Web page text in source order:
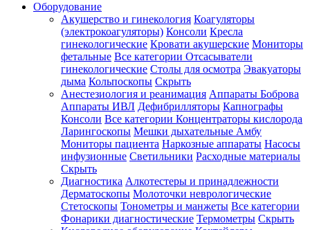
Оборудование
Акушерство и гинекология Коагуляторы
(электрокоагуляторы) Консоли Кресла
гинекологические Кровати акушерские Мониторы
фетальные Все категории Отсасыватели
гинекологические Столы для осмотра Эвакуаторы
дыма Кольпоскопы Скрыть
Анестезиология и реанимация Аппараты Боброва
Аппараты ИВЛ Дефибрилляторы Капнографы
Консоли Все категории Концентраторы кислорода
Ларингоскопы Мешки дыхательные Амбу
Мониторы пациента Наркозные аппараты Насосы
инфузионные Светильники Расходные материалы
Скрыть
Диагностика Алкотестеры и принадлежности
Дерматоскопы Молоточки неврологические
Стетоскопы Тонометры и манжеты Все категории
Фонарики диагностические Термометры Скрыть